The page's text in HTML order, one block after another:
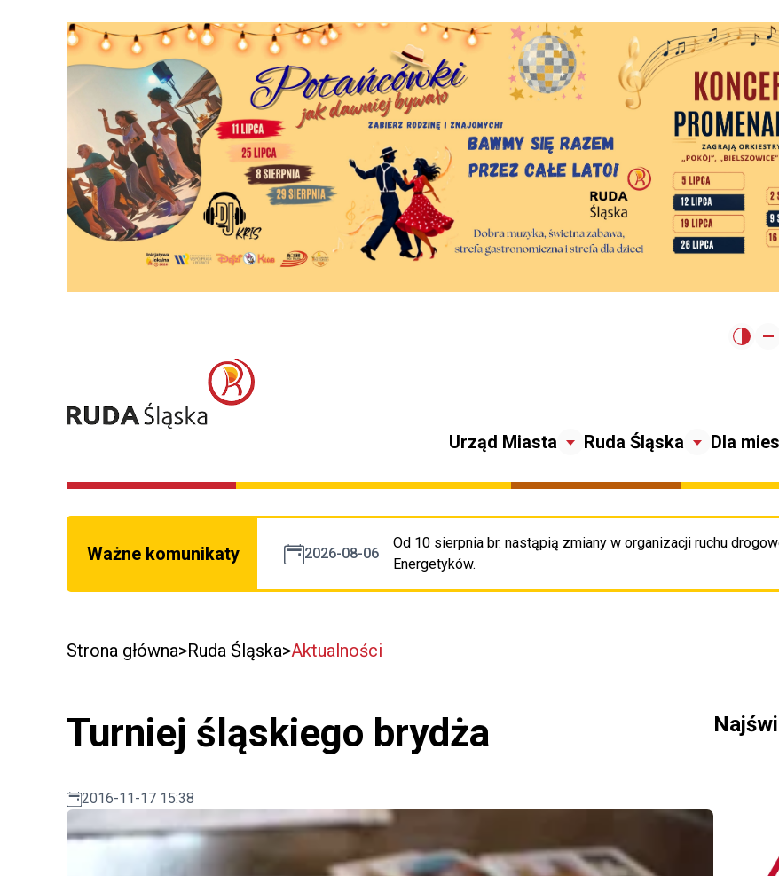
Urząd Miasta Ruda Śląska Dla
Ważne komunikaty 2026-08-06
Od 10 sierpnia br. nastąpią zmiany w organizacji ruchu
Energetyków.
Strona główna Ruda Śląska Aktualności
Turniej śląskiego brydża
2016-11-17 15:38